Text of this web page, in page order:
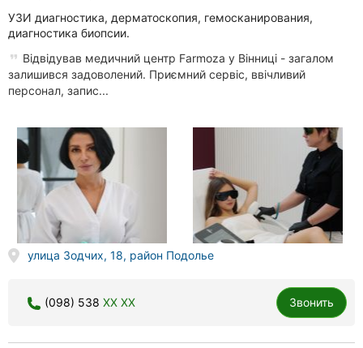
Запорожье
Днепр
Львов
Кривой
Рог
Николаев
Херсон
Полтава
УЗИ диагностика, дерматоскопия, гемосканирования,
диагностика биопсии.
Відвідував медичний центр Farmoza у Вінниці - загалом
залишився задоволений. Приємний сервіс, ввічливий
персонал, запис...
улица Зодчих, 18, район Подолье
(098) 538 XX XX Звонить